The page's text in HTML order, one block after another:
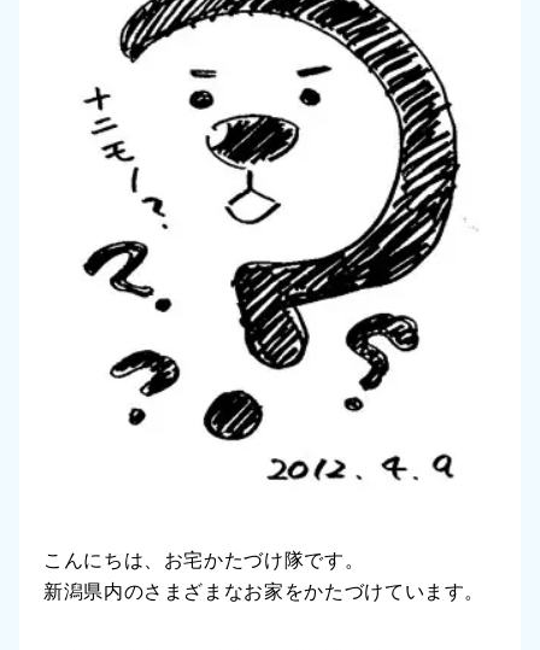
こんにちは、お宅かたづけ隊です。
新潟県内のさまざまなお家をかたづけています。